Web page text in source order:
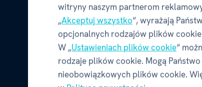
witryny naszym partnerom
„Akceptuj wszystko“, wyrażają
opcjonalnych rodzajów plików
W „Ustawieniach plików cookie“
rodzaje plików cookie. Mogą
nieobowiązkowych plików cookie.